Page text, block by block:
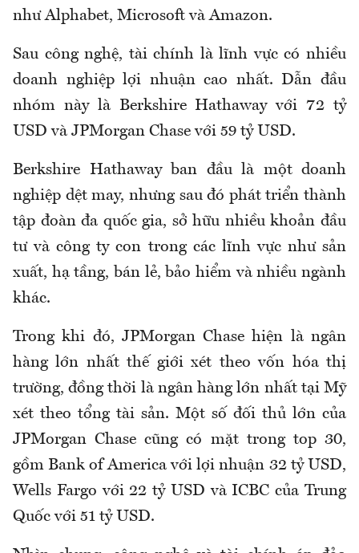
như Alphabet, Microsoft và Amazon.
Sau công nghệ, tài chính là lĩnh vực có nhiều
doanh nghiệp lợi nhuận cao nhất. Dẫn đầu
nhóm này là Berkshire Hathaway với 72 tỷ
USD và JPMorgan Chase với 59 tỷ USD.
Berkshire Hathaway ban đầu là một doanh
nghiệp dệt may, nhưng sau đó phát triển thành
tập đoàn đa quốc gia, sở hữu nhiều khoản đầu
tư và công ty con trong các lĩnh vực như sản
xuất, hạ tầng, bán lẻ, bảo hiểm và nhiều ngành
khác.
Trong khi đó, JPMorgan Chase hiện là ngân
hàng lớn nhất thế giới xét theo vốn hóa thị
trường, đồng thời là ngân hàng lớn nhất tại Mỹ
xét theo tổng tài sản. Một số đối thủ lớn của
JPMorgan Chase cũng có mặt trong top 30,
gồm Bank of America với lợi nhuận 32 tỷ USD,
Wells Fargo với 22 tỷ USD và ICBC của Trung
Quốc với 51 tỷ USD.